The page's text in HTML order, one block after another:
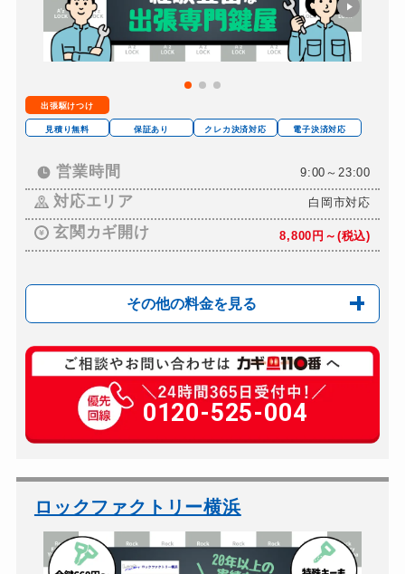
金庫カギ開け 14,300円～(税込)
金庫カギ修理 11,000円～(税込)
ロッカーカギ開け 8,800円～(税込)
ドアノブカギ作成
ドアノブカギ交換 11,000円～(税込)
出張駆けつけ
見積り無料 保証あり クレカ決済対応 電子決済対応
営業時間 9:00～23:00
対応エリア 白岡市対応
玄関カギ開け 8,800円～(税込)
その他の料金を見る
玄関カギ修理 8,800円～(税込)
玄関カギ作成 別途お見積り
玄関カギ交換 18,700円～(税込)
バイクカギ開け
バイクカギ作成 13,200円～(税込)
スーツケースカギ開け 8,800円～(税込)
0120-525-004
ロックファクトリー横浜